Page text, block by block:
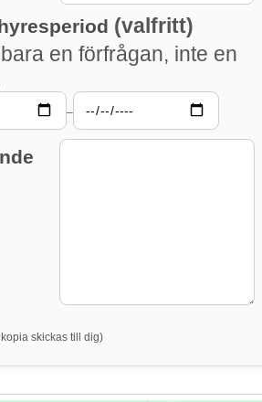
(valfritt)
en förfrågan, inte en
–
skickas till dig)